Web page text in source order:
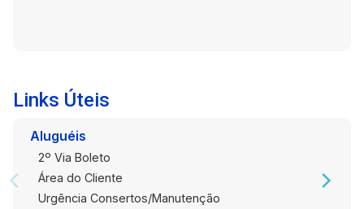
Links Úteis
Aluguéis
2º Via Boleto
Área do Cliente
Urgência Consertos/Manutenção